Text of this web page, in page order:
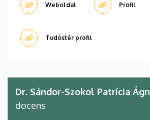
Weboldal Profil
Tudóstér profil
Dr. Sándor-Szokol Patrícia
docens